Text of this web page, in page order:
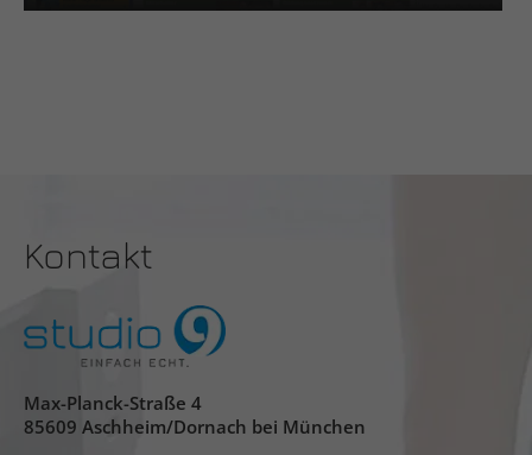
Kontakt
Max-Planck-Straße 4
85609 Aschheim/Dornach bei München